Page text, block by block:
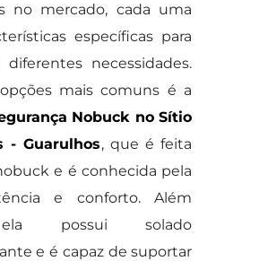
no mercado, cada uma
específicas para
necessidades.
mais comuns é a
Nobuck no Sítio
- Guarulhos, que é feita
e é conhecida pela
e conforto. Além
possui solado
e é capaz de suportar